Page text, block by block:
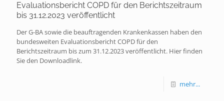
Evaluationsbericht COPD für den Berichtszeitraum
bis 31.12.2023 veröffentlicht
Der G-BA sowie die beauftragenden Krankenkassen haben den
bundesweiten Evaluationsbericht COPD für den
Berichtszeitraum bis zum 31.12.2023 veröffentlicht. Hier finden
Sie den Downloadlink.
mehr...